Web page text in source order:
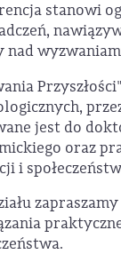
stanowi
nad
jest do
oraz
i